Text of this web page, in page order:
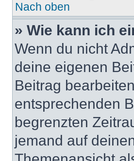
Nach oben
» Wie kann ich
Wenn du nicht
deine eigenen
Beitrag
entsprechenden
begrenzten
jemand auf